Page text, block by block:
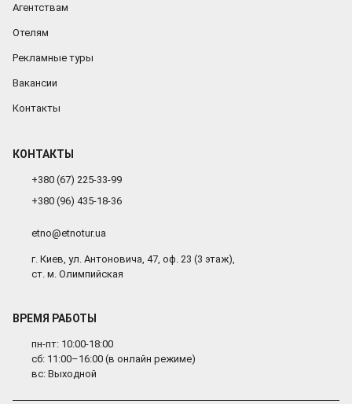
Агентствам
Отелям
Рекламные туры
Вакансии
Контакты
КОНТАКТЫ
+380 (67) 225-33-99
+380 (96) 435-18-36
etno@etnotur.ua
г. Киев, ул. Антоновича, 47, оф. 23 (3 этаж),
ст. м. Олимпийская
ВРЕМЯ РАБОТЫ
пн-пт: 10:00-18:00
сб: 11:00–16:00 (в онлайн режиме)
вс: Выходной